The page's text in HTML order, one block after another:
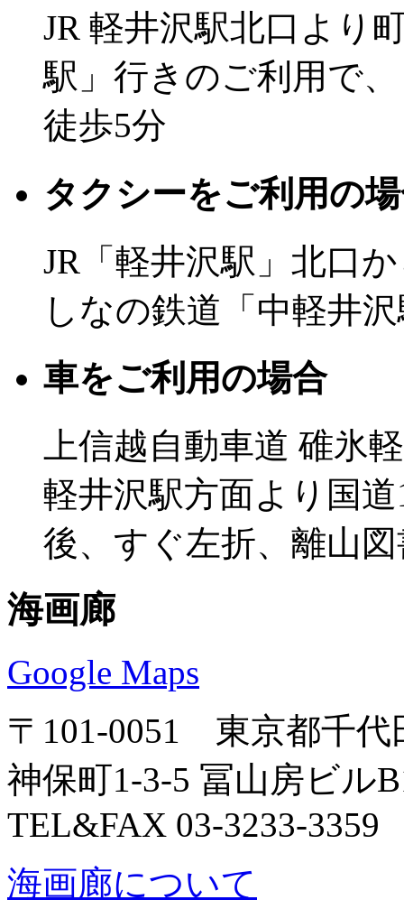
JR 軽井沢駅北口より
駅」行きのご利用で
徒歩5分
タクシーをご利用の
JR「軽井沢駅」北口
しなの鉄道「中軽井
車をご利用の場合
上信越自動車道 碓氷
軽井沢駅方面より国
後、すぐ左折、離山
海画廊
Google Maps
〒101-0051 東京都千代
神保町1-3-5 冨山房ビル
TEL&FAX 03-3233-3359
海画廊について